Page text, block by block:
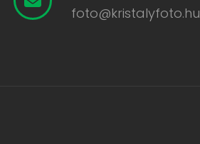
foto@kristalyfoto.hu